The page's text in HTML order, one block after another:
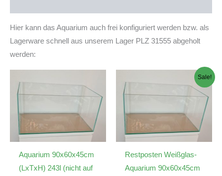
Hier kann das Aquarium auch frei konfiguriert werden bzw. als
Lagerware schnell aus unserem Lager PLZ 31555 abgeholt
werden:
Aquarium 90x60x45cm
(LxTxH) 243l (nicht auf
Sale!
Restposten Weißglas-
Aquarium 90x60x45cm